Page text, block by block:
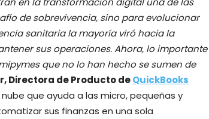
de sobrevivencia, sino para evolucionar
sanitaria la mayoría viró hacia la
sus operaciones. Ahora, lo importante
que no lo han hecho se sumen de
Directora de Producto deQuickBooks
que ayuda a las micro, pequeñas y
sus finanzas en una sola